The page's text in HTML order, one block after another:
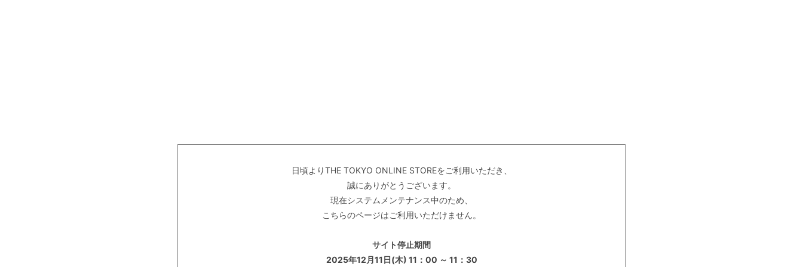
日頃よりTHE TOKYO ONLINE STOREをご利用いただき、
誠にありがとうございます。
現在システムメンテナンス中のため、
こちらのページはご利用いただけません。
サイト停止期間
2025年12月11日(木) 11：00 ～ 11：30